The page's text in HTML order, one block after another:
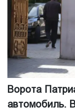
Ворота
автомобиль.